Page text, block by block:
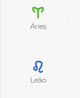
Áries
Leão